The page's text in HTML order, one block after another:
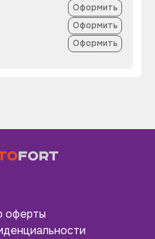
Оформить
Оформить
Оформить
оферты